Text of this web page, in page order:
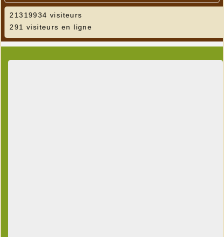
21319934 visiteurs
291 visiteurs en ligne